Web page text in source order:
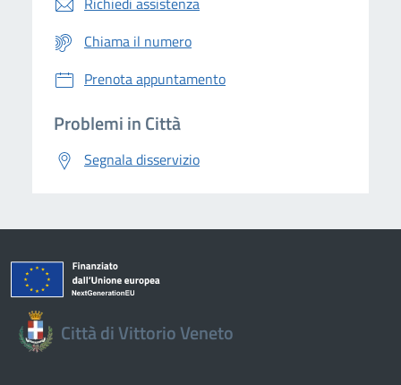
Chiama il numero
Prenota appuntamento
Problemi in Città
Segnala disservizio
Città di Vittorio Veneto